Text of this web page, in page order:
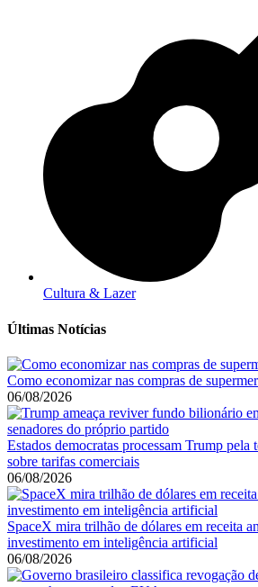
Cultura & Lazer
Últimas Notícias
Como economizar nas compras de
06/08/2026
Estados democratas processam Trump pela
sobre tarifas comerciais
06/08/2026
SpaceX mira trilhão de dólares em receita
investimento em inteligência artificial
06/08/2026